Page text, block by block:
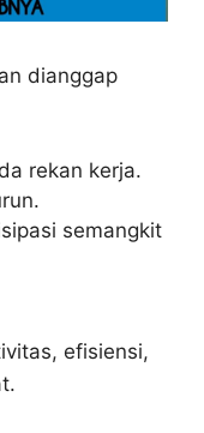
dianggap
rekan kerja.
semangkit
efisiensi,